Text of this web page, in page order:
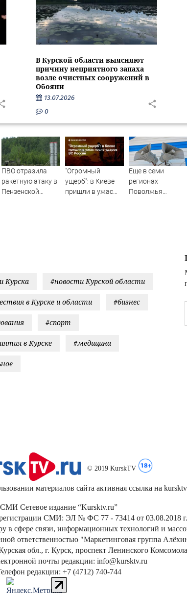
В Курской области выясняют
причину неприятного запаха
возле очистных сооружений в
Обояни
13.07.2026
0
ПВО отразила
ракетную атаку в
Пензенской
"Огромный
ущерб": в Киеве
пришли в ужас
Еще в семи
регионах
Поволжья
Курска #новости Курской области
в Курске и области #бизнес
#спорт
в Курске #медицина
© 2019 KurskTV
материалов сайта активная ссылка на
СМИ Сетевое издание “Kursktv.ru”
регистрации СМИ: ЭЛ № ФС 77 - 73414 от 03.08.2018 г.
в сфере связи, информационных технологий и
ответственностью "Маркетинговая группа
обл., г. Курск, проспект Ленинского
почты редакции: info@kursktv.ru
редакции: +7 (4712) 740-744